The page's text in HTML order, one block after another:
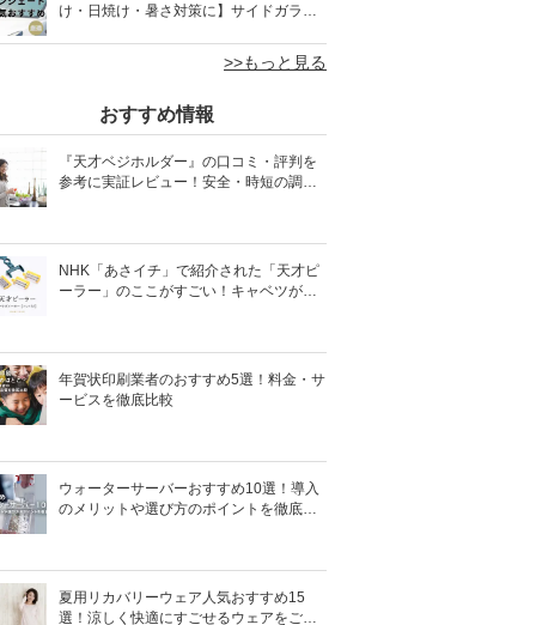
け・日焼け・暑さ対策に】サイドガラス
>>もっと見る
おすすめ情報
『天才ベジホルダー』の口コミ・評判を
参考に実証レビュー！安全・時短の調理
NHK「あさイチ」で紹介された「天才ピ
ーラー」のここがすごい！キャベツがほ
年賀状印刷業者のおすすめ5選！料金・サ
ービスを徹底比較
ウォーターサーバーおすすめ10選！導入
のメリットや選び方のポイントを徹底解
夏用リカバリーウェア人気おすすめ15
選！涼しく快適にすごせるウェアをご紹